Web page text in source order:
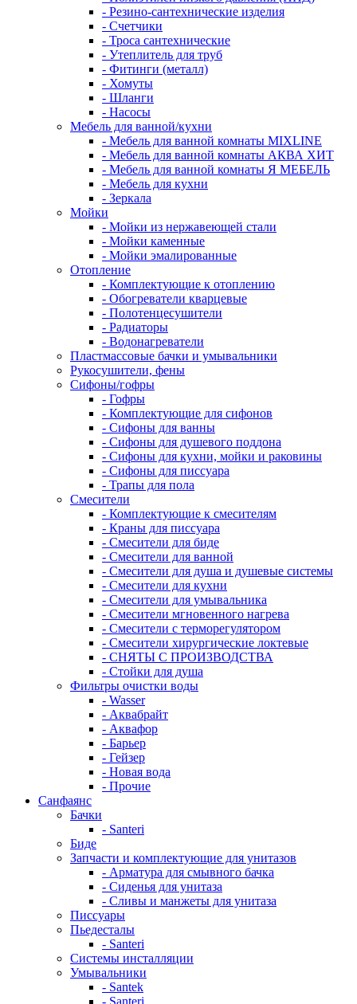
- Резино-сантехнические изделия
- Счетчики
- Троса сантехнические
- Утеплитель для труб
- Фитинги (металл)
- Хомуты
- Шланги
- Насосы
Мебель для ванной/кухни
- Мебель для ванной комнаты MIXLINE
- Мебель для ванной комнаты АКВА ХИТ
- Мебель для ванной комнаты Я МЕБЕЛЬ
- Мебель для кухни
- Зеркала
Мойки
- Мойки из нержавеющей стали
- Мойки каменные
- Мойки эмалированные
Отопление
- Комплектующие к отоплению
- Обогреватели кварцевые
- Полотенцесушители
- Радиаторы
- Водонагреватели
Пластмассовые бачки и умывальники
Рукосушители, фены
Сифоны/гофры
- Гофры
- Комплектующие для сифонов
- Сифоны для ванны
- Сифоны для душевого поддона
- Сифоны для кухни, мойки и раковины
- Сифоны для писсуара
- Трапы для пола
Смесители
- Комплектующие к смесителям
- Краны для писсуара
- Смесители для биде
- Смесители для ванной
- Смесители для душа и душевые системы
- Смесители для кухни
- Смесители для умывальника
- Смесители мгновенного нагрева
- Смесители с терморегулятором
- Смесители хирургические локтевые
- СНЯТЫ С ПРОИЗВОДСТВА
- Стойки для душа
Фильтры очистки воды
- Wasser
- Аквабрайт
- Аквафор
- Барьер
- Гейзер
- Новая вода
- Прочие
Санфаянс
Бачки
- Santeri
Биде
Запчасти и комплектующие для унитазов
- Арматура для смывного бачка
- Сиденья для унитаза
- Сливы и манжеты для унитаза
Писсуары
Пьедесталы
- Santeri
Системы инсталляции
Умывальники
- Santek
- Santeri